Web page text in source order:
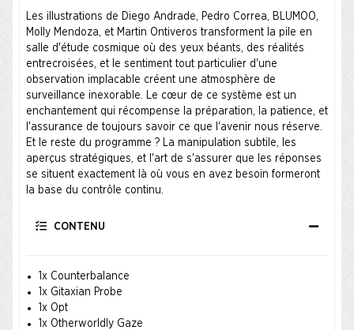
Les illustrations de Diego Andrade, Pedro Correa, BLUMOO,
Molly Mendoza, et Martin Ontiveros transforment la pile en
salle d'étude cosmique où des yeux béants, des réalités
entrecroisées, et le sentiment tout particulier d'une
observation implacable créent une atmosphère de
surveillance inexorable. Le cœur de ce système est un
enchantement qui récompense la préparation, la patience, et
l'assurance de toujours savoir ce que l'avenir nous réserve.
Et le reste du programme ? La manipulation subtile, les
aperçus stratégiques, et l'art de s'assurer que les réponses
se situent exactement là où vous en avez besoin formeront
la base du contrôle continu.
CONTENU
1x Counterbalance
1x Gitaxian Probe
1x Opt
1x Otherworldly Gaze